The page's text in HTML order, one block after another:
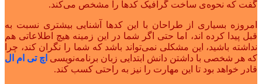
گفت که نحوه‌ی ساخت گرافیک کدها را مشخص می‌کند.
امروزه بسیاری از طراحان با این کدها آشنایی بیشتری نسبت به
قبل پیدا کرده اند، اما حتی اگر شما در این زمینه هیچ اطلاعاتی هم
نداشته باشید، این مشکلی نمی‌تواند باشد که شما را نگران کند، چرا
که هر شخصی با داشتن دانش ابتدایی زبان برنامه‌نویسی اچ تی ام ال
قادر خواهد بود تا این مهارت را نیز به راحتی کسب کند.